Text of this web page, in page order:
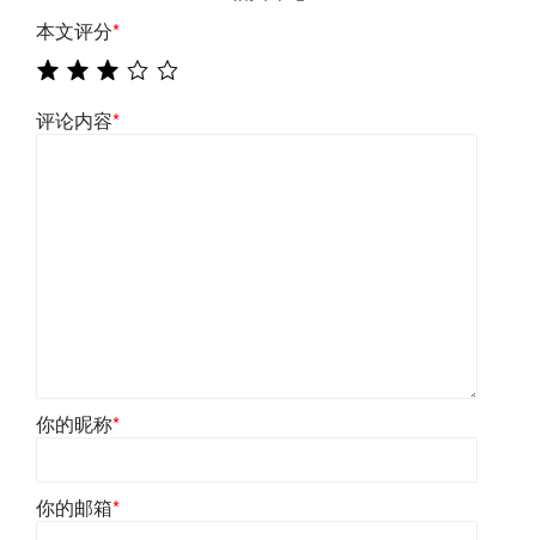
本文评分*
评论内容*
你的昵称*
你的邮箱*